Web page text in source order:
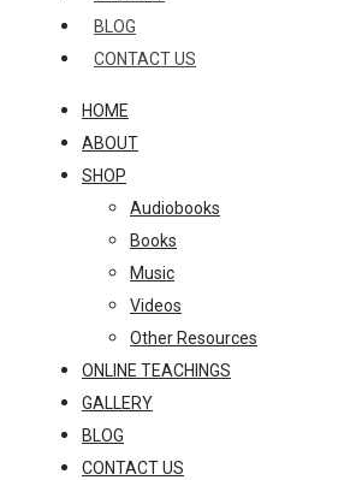
BLOG
CONTACT US
HOME
ABOUT
SHOP
Audiobooks
Books
Music
Videos
Other Resources
ONLINE TEACHINGS
GALLERY
BLOG
CONTACT US